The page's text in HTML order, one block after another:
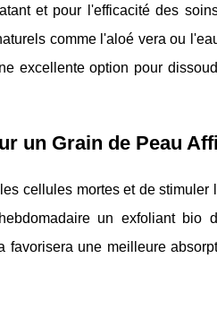
et pour l'efficacité des
comme l'aloé vera ou
excellente option pour
un Grain de Peau
cellules mortes et de
un exfoliant
une meilleure